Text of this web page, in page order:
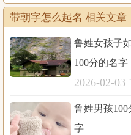
敞亮，做事明白，一辈
2. 王朝阳
“朝”是早上，“阳”是太
暖、有活力，还能照亮
样热情，走到哪里都能
带朝字怎么起名 相关文章
鲁姓女孩子
100分的名字
2026-02-03
鲁姓男孩
字